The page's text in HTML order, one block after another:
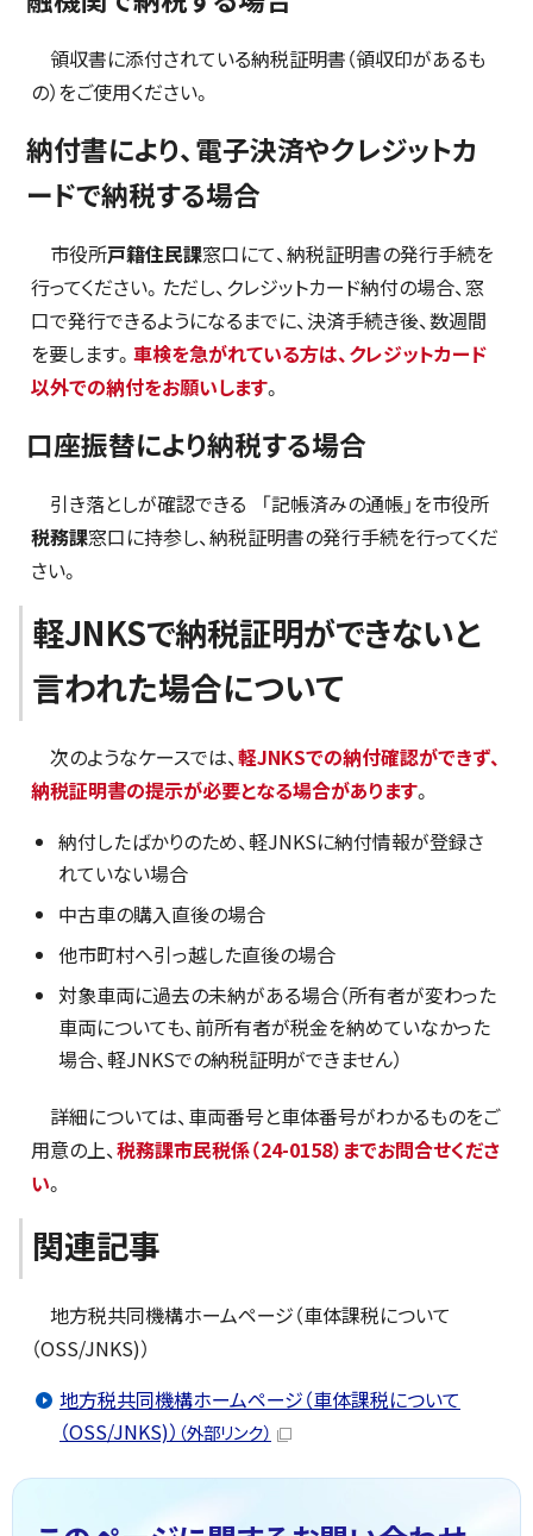
領収書に添付されている納税証明書（領収印があるも
の）をご使用ください。
納付書により、電子決済やクレジットカ
ードで納税する場合
市役所戸籍住民課窓口にて、納税証明書の発行手続を
行ってください。ただし、クレジットカード納付の場合、窓
口で発行できるようになるまでに、決済手続き後、数週間
を要します。 車検を急がれている方は、クレジットカード
以外での納付をお願いします。
口座振替により納税する場合
引き落としが確認できる 「記帳済みの通帳」を市役所
税務課窓口に持参し、納税証明書の発行手続を行ってくだ
さい。
軽JNKSで納税証明ができないと
言われた場合について
次のようなケースでは、軽JNKSでの納付確認ができず、
納税証明書の提示が必要となる場合があります。
納付したばかりのため、軽JNKSに納付情報が登録さ
れていない場合
中古車の購入直後の場合
他市町村へ引っ越した直後の場合
対象車両に過去の未納がある場合（所有者が変わった
車両についても、前所有者が税金を納めていなかった
場合、軽JNKSでの納税証明ができません）
詳細については、車両番号と車体番号がわかるものをご
用意の上、税務課市民税係（24-0158）までお問合せくださ
い。
関連記事
地方税共同機構ホームページ（車体課税について
（OSS/JNKS)）
地方税共同機構ホームページ（車体課税について
（OSS/JNKS)） （外部リンク）